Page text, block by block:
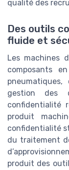
qualité des
Des outils
fluide et
Les machines
composants
gestion des
confidentialité
produit
confidentialité
du traitement
produit des